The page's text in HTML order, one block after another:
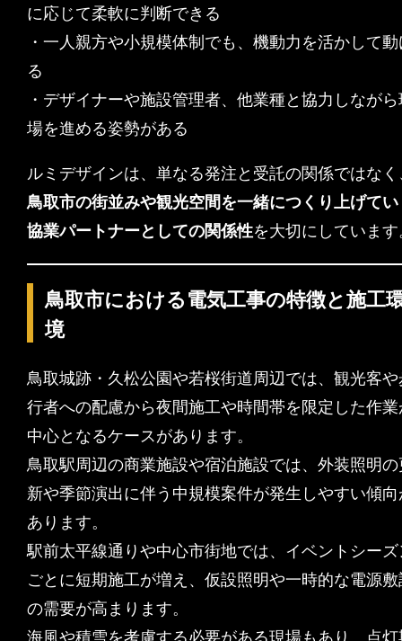
に応じて柔軟に判断できる
・一人親方や小規模体制でも、機動力を活かして動
る
・デザイナーや施設管理者、他業種と協力しながら
場を進める姿勢がある
ルミデザインは、単なる発注と受託の関係ではなく
鳥取市の街並みや観光空間を一緒につくり上げてい
協業パートナーとしての関係性を大切にしています
鳥取市における電気工事の特徴と施工
境
鳥取城跡・久松公園や若桜街道周辺では、観光客や
行者への配慮から夜間施工や時間帯を限定した作業
中心となるケースがあります。
鳥取駅周辺の商業施設や宿泊施設では、外装照明の
新や季節演出に伴う中規模案件が発生しやすい傾向
あります。
駅前太平線通りや中心市街地では、イベントシーズ
ごとに短期施工が増え、仮設照明や一時的な電源敷
の需要が高まります。